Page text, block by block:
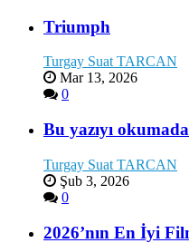
Triumph
Turgay Suat TARCAN
Mar 13, 2026
0
Bu yazıyı
Turgay Suat TARCAN
Şub 3, 2026
0
2026’nın En İyi